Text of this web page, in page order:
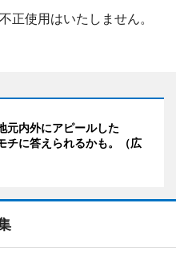
正使用はいたしません。
元内外にアピールした
チに答えられるかも。（広